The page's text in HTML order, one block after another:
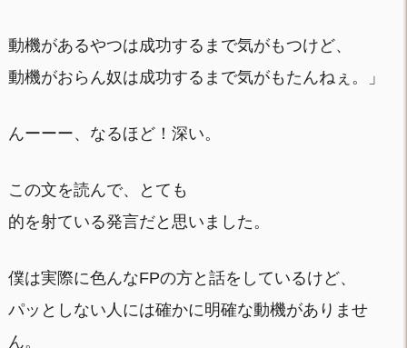
動機があるやつは成功するまで気がもつけど、
動機がおらん奴は成功するまで気がもたんねぇ。」
んーーー、なるほど！深い。
この文を読んで、とても
的を射ている発言だと思いました。
僕は実際に色んなFPの方と話をしているけど、
パッとしない人には確かに明確な動機がありませ
ん。